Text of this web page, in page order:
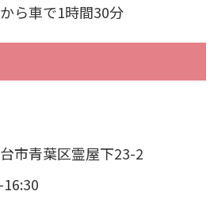
から車で1時間30分
市青葉区霊屋下23-2
16:30